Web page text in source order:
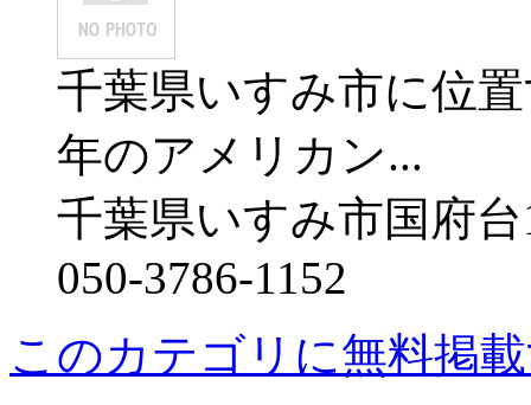
千葉県いすみ市に位
年のアメリカン...
千葉県いすみ市国府台
050-3786-1152
このカテゴリに無料掲